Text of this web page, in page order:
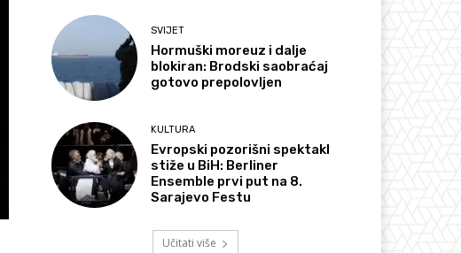
SVIJET
Hormuški moreuz i dalje
blokiran: Brodski saobraćaj
gotovo prepolovljen
KULTURA
Evropski pozorišni spektakl
stiže u BiH: Berliner
Ensemble prvi put na 8.
Sarajevo Festu
Učitati više